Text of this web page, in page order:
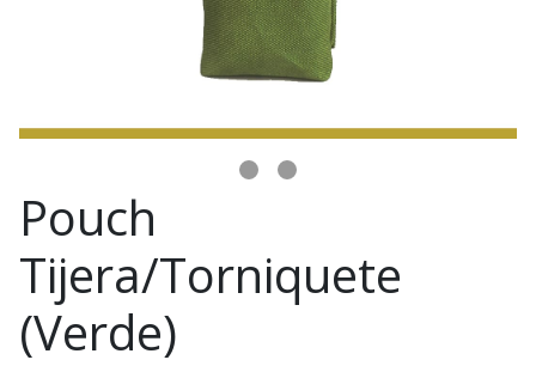
Pouch
Tijera/Torniquete
(Verde)